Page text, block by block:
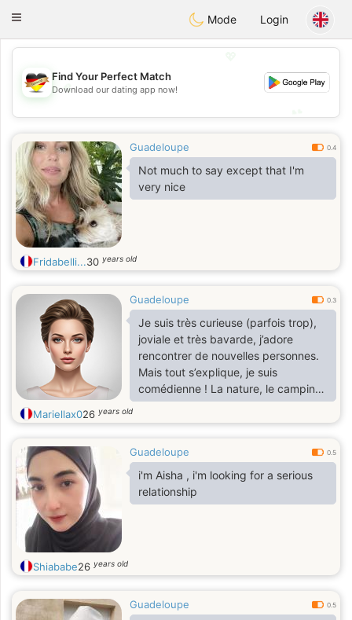
DeutschDating
Toggle
Mode Login
💖
💕
Find Your Perfect Match
Download our dating app now!
Guadeloupe 0.4
Not much to say except that I'm
very nice
Fridabelli...30 years old
Guadeloupe 0.3
Je suis très curieuse (parfois trop),
joviale et très bavarde, j’adore
rencontrer de nouvelles personnes.
Mais tout s’explique, je suis
comédienne ! La nature, le camping
sauvage, les randonnées et la
natation font aussi partie des
m'apportent de la joie
Mariellax026 years old
Guadeloupe 0.5
i'm Aisha , i'm looking for a serious
relationship
Shiababe26 years old
Guadeloupe 0.5